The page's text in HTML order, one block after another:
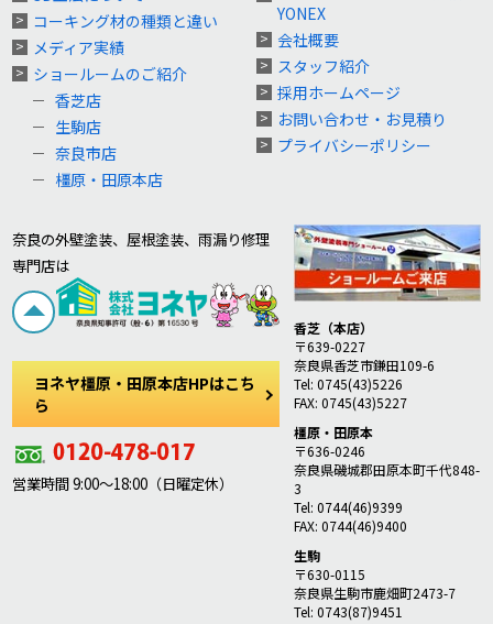
コーキング材の種類と違い
メディア実績
ショールームのご紹介
香芝店
生駒店
奈良市店
橿原・田原本店
YONEX
会社概要
スタッフ紹介
採用ホームページ
お問い合わせ・お見積り
プライバシーポリシー
奈良の外壁塗装、屋根塗装、雨漏り修理
専門店は
ヨネヤ橿原・田原本店HPはこち
ら
営業時間 9:00～18:00（日曜定休）
香芝（本店）
〒639-0227
奈良県香芝市鎌田109-6
Tel: 0745(43)5226
FAX: 0745(43)5227
橿原・田原本
〒636-0246
奈良県磯城郡田原本町千代848-
3
Tel: 0744(46)9399
FAX: 0744(46)9400
生駒
〒630-0115
奈良県生駒市鹿畑町2473-7
Tel: 0743(87)9451